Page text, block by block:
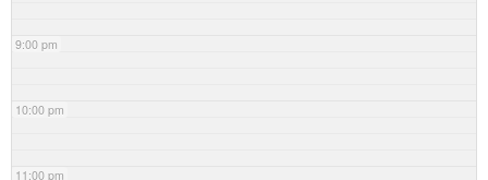
9:00 pm
10:00 pm
11:00 pm